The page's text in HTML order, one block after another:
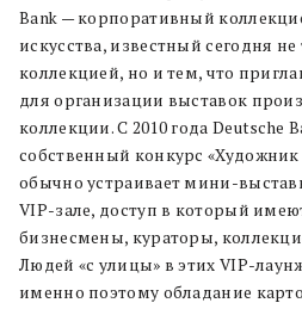
Bank — корпоративный
искусства, известный сегодня не
коллекцией, но и тем, что
для организации выставок
коллекции. С 2010 года Deutsche
собственный конкурс «Художник
обычно устраивает мини-
VIP-зале, доступ в который
бизнесмены, кураторы,
Людей «с улицы» в этих VIP-
именно поэтому обладание